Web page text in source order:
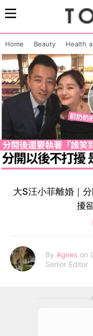
Home Beauty Health
大S汪小菲離婚｜
擾
By Agnes on
Senior Editor